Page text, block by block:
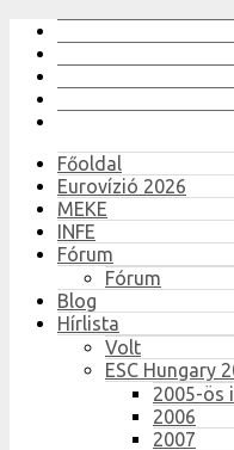
Főoldal
Eurovízió 2026
MEKE
INFE
Fórum
Fórum
Blog
Hírlista
Volt
ESC Hungary
2005-ös
2006
2007